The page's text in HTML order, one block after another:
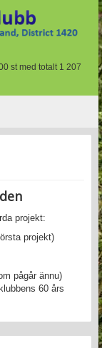
st med totalt 1 207
projekt:
projekt)
pågår ännu)
60 års